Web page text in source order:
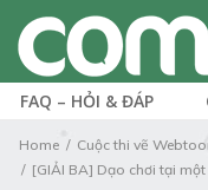
FAQ – HỎI & ĐÁP
Home
Cuộc thi vẽ
[GIẢI BA] Dạo chơi tại